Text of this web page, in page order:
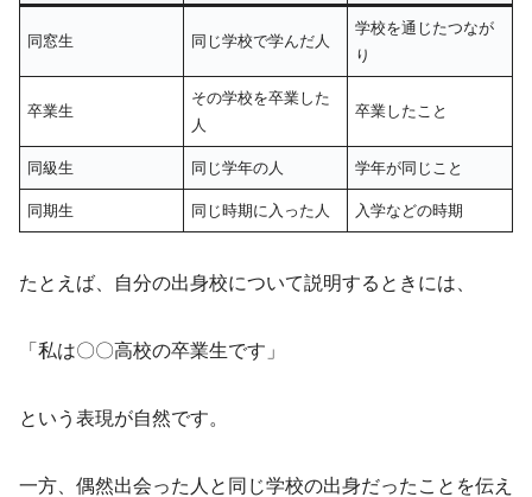
同窓生 同じ学校で学んだ人
学校を通じたつなが
り
卒業生
その学校を卒業した
人
卒業したこと
同級生 同じ学年の人 学年が同じこと
同期生 同じ時期に入った人 入学などの時期
たとえば、自分の出身校について説明するときには、
「私は〇〇高校の卒業生です」
という表現が自然です。
一方、偶然出会った人と同じ学校の出身だったことを伝え